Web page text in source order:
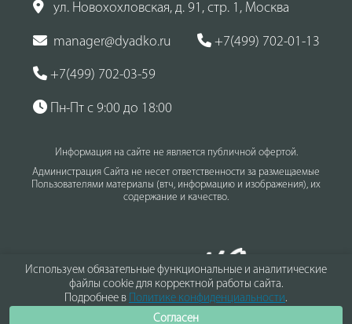
Используем обязательные функциональные и аналитические
файлы cookie для корректной работы сайта.
Подробнее в Политике конфиденциальности.
Согласен
ул. Новохохловская, д. 91, стр. 1, Москва
manager@dyadko.ru +7(499) 702-01-13
+7(499) 702-03-59
Пн-Пт с 9:00 до 18:00
Информация на сайте не является публичной офертой.
Администрация Сайта не несет ответственности за размещаемые
Пользователями материалы (втч, информацию и изображения), их
содержание и качество.